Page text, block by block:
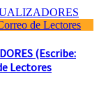
(Escribe:
Lectores